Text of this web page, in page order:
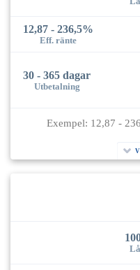
12,87 - 236,5%
Eff. ränte
30 - 365 dagar
Utbetalning
Exempel: 12,87 -